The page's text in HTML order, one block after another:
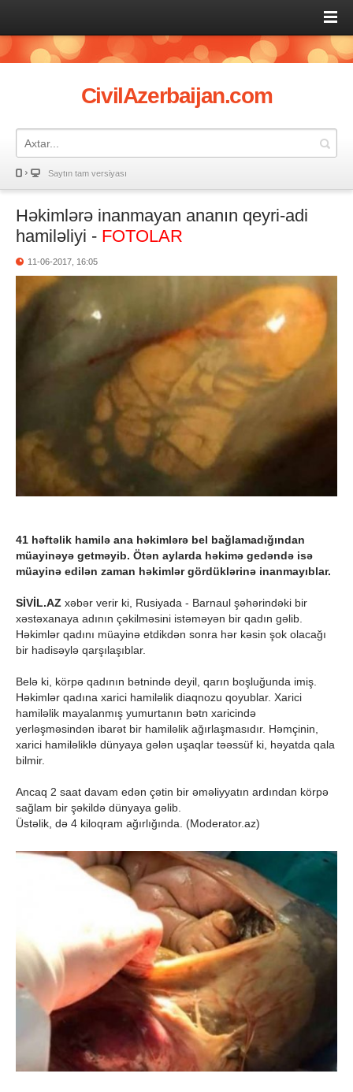
CivilAzerbaijan.com
Saytın tam versiyası
Həkimlərə inanmayan ananın qeyri-adi
hamiləliyi - FOTOLAR
11-06-2017, 16:05
41 həftəlik hamilə ana həkimlərə bel bağlamadığından
müayinəyə getməyib. Ötən aylarda həkimə gedəndə isə
müayinə edilən zaman həkimlər gördüklərinə inanmayıblar.
SİVİL.AZ xəbər verir ki, Rusiyada - Barnaul şəhərindəki bir
xəstəxanaya adının çəkilməsini istəməyən bir qadın gəlib.
Həkimlər qadını müayinə etdikdən sonra hər kəsin şok olacağı
bir hadisəylə qarşılaşıblar.
Belə ki, körpə qadının bətnində deyil, qarın boşluğunda imiş.
Həkimlər qadına xarici hamiləlik diaqnozu qoyublar. Xarici
hamiləlik mayalanmış yumurtanın bətn xaricində
yerləşməsindən ibarət bir hamiləlik ağırlaşmasıdır. Həmçinin,
xarici hamiləliklə dünyaya gələn uşaqlar təəssüf ki, həyatda qala
bilmir.
Ancaq 2 saat davam edən çətin bir əməliyyatın ardından körpə
sağlam bir şəkildə dünyaya gəlib.
Üstəlik, də 4 kiloqram ağırlığında. (Moderator.az)